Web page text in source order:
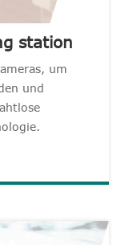
station
um
und